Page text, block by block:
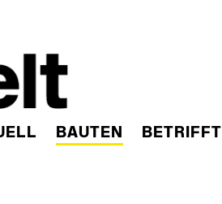
BAUTEN BETRIFFT